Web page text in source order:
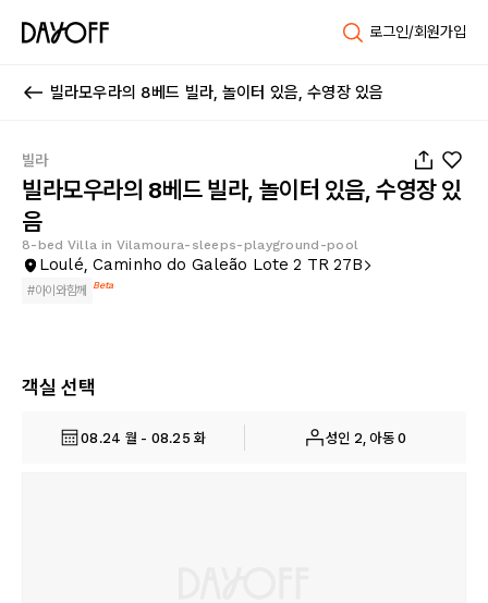
로그인/회원가입
빌라모우라의 8베드 빌라, 놀이터 있음, 수영장 있음
빌라
빌라모우라의 8베드 빌라, 놀이터 있음, 수영장 있
음
8-bed Villa in Vilamoura-sleeps-playground-pool
Loulé, Caminho do Galeão Lote 2 TR 27B
#아이와함께 Beta
객실 선택
08.24 월 - 08.25 화 성인 2, 아동 0